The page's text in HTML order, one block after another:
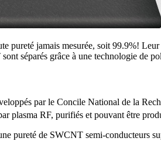
pureté jamais mesurée, soit 99.9%!
séparés grâce à une technologie de
par le Concile National de la
plasma RF, purifiés et pouvant être
pureté de SWCNT semi-conducteurs